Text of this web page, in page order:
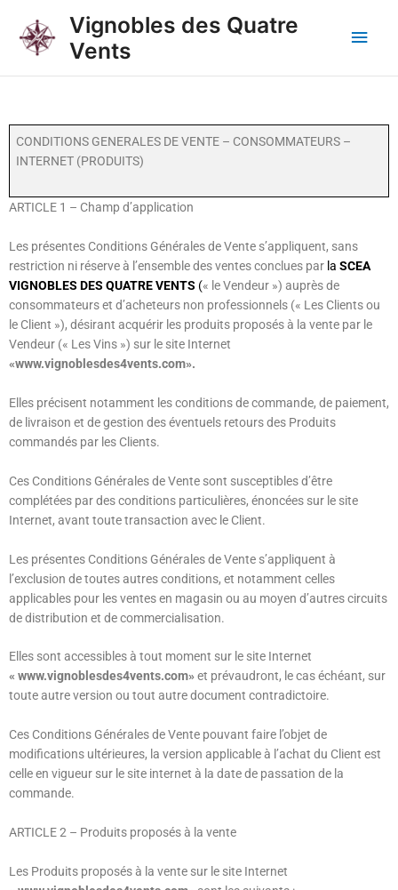
contenu
Vignobles des Quatre
Vents
CONDITIONS GENERALES DE VENTE – CONSOMMATEURS –
INTERNET (PRODUITS)
ARTICLE 1 – Champ d’application
Les présentes Conditions Générales de Vente s’appliquent, sans
restriction ni réserve à l’ensemble des ventes conclues par la SCEA
VIGNOBLES DES QUATRE VENTS (« le Vendeur ») auprès de
consommateurs et d’acheteurs non professionnels (« Les Clients ou
le Client »), désirant acquérir les produits proposés à la vente par le
Vendeur (« Les Vins ») sur le site Internet
«www.vignoblesdes4vents.com».
Elles précisent notamment les conditions de commande, de paiement,
de livraison et de gestion des éventuels retours des Produits
commandés par les Clients.
Ces Conditions Générales de Vente sont susceptibles d’être
complétées par des conditions particulières, énoncées sur le site
Internet, avant toute transaction avec le Client.
Les présentes Conditions Générales de Vente s’appliquent à
l’exclusion de toutes autres conditions, et notamment celles
applicables pour les ventes en magasin ou au moyen d’autres circuits
de distribution et de commercialisation.
Elles sont accessibles à tout moment sur le site Internet
« www.vignoblesdes4vents.com»et prévaudront, le cas échéant, sur
toute autre version ou tout autre document contradictoire.
Ces Conditions Générales de Vente pouvant faire l’objet de
modifications ultérieures, la version applicable à l’achat du Client est
celle en vigueur sur le site internet à la date de passation de la
commande.
ARTICLE 2 – Produits proposés à la vente
Les Produits proposés à la vente sur le site Internet